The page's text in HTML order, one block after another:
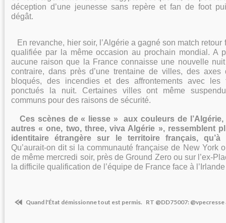
déception d’une jeunesse sans repère et fan de foot
dégât.
En revanche, hier soir, l’Algérie a gagné son match retour
qualifiée par la même occasion au prochain mondial. A
aucune raison que la France connaisse une nouvelle
contraire, dans près d’une trentaine de villes, des axes
bloqués, des incendies et des affrontements avec les
ponctués la nuit. Certaines villes ont même
communs pour des raisons de sécurité.
Ces scènes de « liesse » aux couleurs de
autres « one, two, three, viva Algérie », ressemblent
identitaire étrangère sur le territoire français,
Qu’aurait-on dit si la communauté française de New York
de même mercredi soir, près de Ground Zero ou sur l’ex-
la difficile qualification de l’équipe de France face à
Quand l'État démissionne tout est permis. RT @DD75007: